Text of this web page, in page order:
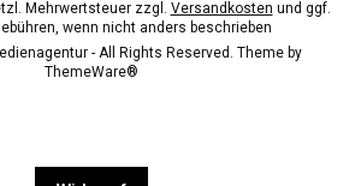
Mehrwertsteuer zzgl. Versandkosten und ggf.
wenn nicht anders beschrieben
- All Rights Reserved. Theme by
ThemeWare®